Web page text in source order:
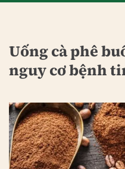
Uống cà phê
nguy cơ bệnh